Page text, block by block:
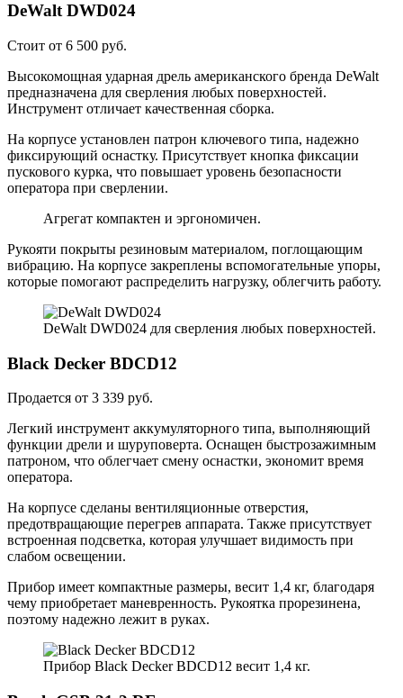
DeWalt DWD024
Стоит от 6 500 руб.
Высокомощная ударная дрель американского бренда DeWalt
предназначена для сверления любых поверхностей.
Инструмент отличает качественная сборка.
На корпусе установлен патрон ключевого типа, надежно
фиксирующий оснастку. Присутствует кнопка фиксации
пускового курка, что повышает уровень безопасности
оператора при сверлении.
Агрегат компактен и эргономичен.
Рукояти покрыты резиновым материалом, поглощающим
вибрацию. На корпусе закреплены вспомогательные упоры,
которые помогают распределить нагрузку, облегчить работу.
DeWalt DWD024 для сверления любых поверхностей.
Black Decker BDCD12
Продается от 3 339 руб.
Легкий инструмент аккумуляторного типа, выполняющий
функции дрели и шуруповерта. Оснащен быстрозажимным
патроном, что облегчает смену оснастки, экономит время
оператора.
На корпусе сделаны вентиляционные отверстия,
предотвращающие перегрев аппарата. Также присутствует
встроенная подсветка, которая улучшает видимость при
слабом освещении.
Прибор имеет компактные размеры, весит 1,4 кг, благодаря
чему приобретает маневренность. Рукоятка прорезинена,
поэтому надежно лежит в руках.
Прибор Black Decker BDCD12 весит 1,4 кг.